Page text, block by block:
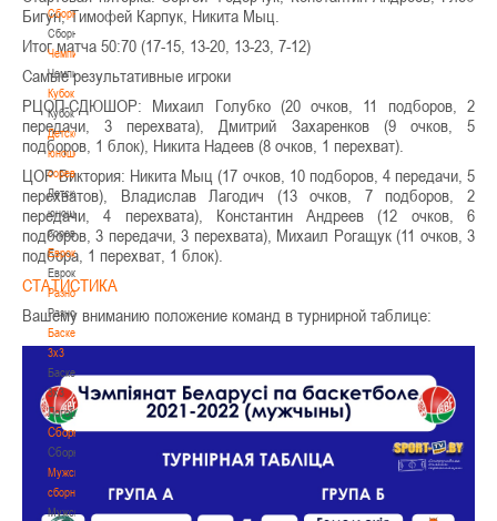
Сборные
Сборные
Чемпионат
Чемпионат
Кубок
Кубок
Детско-
юношеские
соревнования
Детско-
юношеские
соревнования
Еврокубки
Еврокубки
Разное
Разное
Баскетбол
3х3
Баскетбол
3х3
Лого[modid=121]
Сборные
Сборные
Мужские
сборные
Мужские
Бигун, Тимофей Карпук, Никита Мыц.
Итог матча 50:70 (17-15, 13-20, 13-23, 7-12)
Самые результативные игроки
РЦОП-СДЮШОР: Михаил Голубко (20 очков, 11 подборов, 2
передачи, 3 перехвата), Дмитрий Захаренков (9 очков, 5
подборов, 1 блок), Никита Надеев (8 очков, 1 перехват).
ЦОР Виктория: Никита Мыц (17 очков, 10 подборов, 4 передачи, 5
перехватов), Владислав Лагодич (13 очков, 7 подборов, 2
передачи, 4 перехвата), Константин Андреев (12 очков, 6
подборов, 3 передачи, 3 перехвата), Михаил Рогащук (11 очков, 3
подбора, 1 перехват, 1 блок).
СТАТИСТИКА
Вашему вниманию положение команд в турнирной таблице: